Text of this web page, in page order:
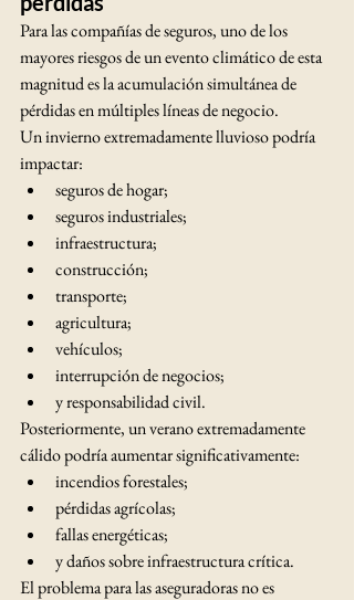
Para las compañías de seguros, uno de los
mayores riesgos de un evento climático de esta
magnitud es la acumulación simultánea de
pérdidas en múltiples líneas de negocio.
Un invierno extremadamente lluvioso podría
impactar:
seguros de hogar;
seguros industriales;
infraestructura;
construcción;
transporte;
agricultura;
vehículos;
interrupción de negocios;
y responsabilidad civil.
Posteriormente, un verano extremadamente
cálido podría aumentar significativamente:
incendios forestales;
pérdidas agrícolas;
fallas energéticas;
y daños sobre infraestructura crítica.
El problema para las aseguradoras no es